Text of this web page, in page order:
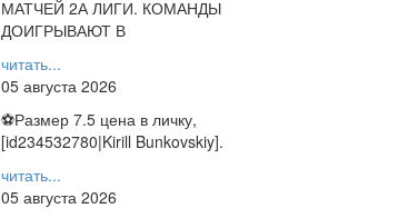
МАТЧЕЙ 2А ЛИГИ. КОМАНДЫ
ДОИГРЫВАЮТ В
читать...
05 августа 2026
⚽️Размер 7.5 цена в личку,
[id234532780|Kirill Bunkovskiy].
читать...
05 августа 2026